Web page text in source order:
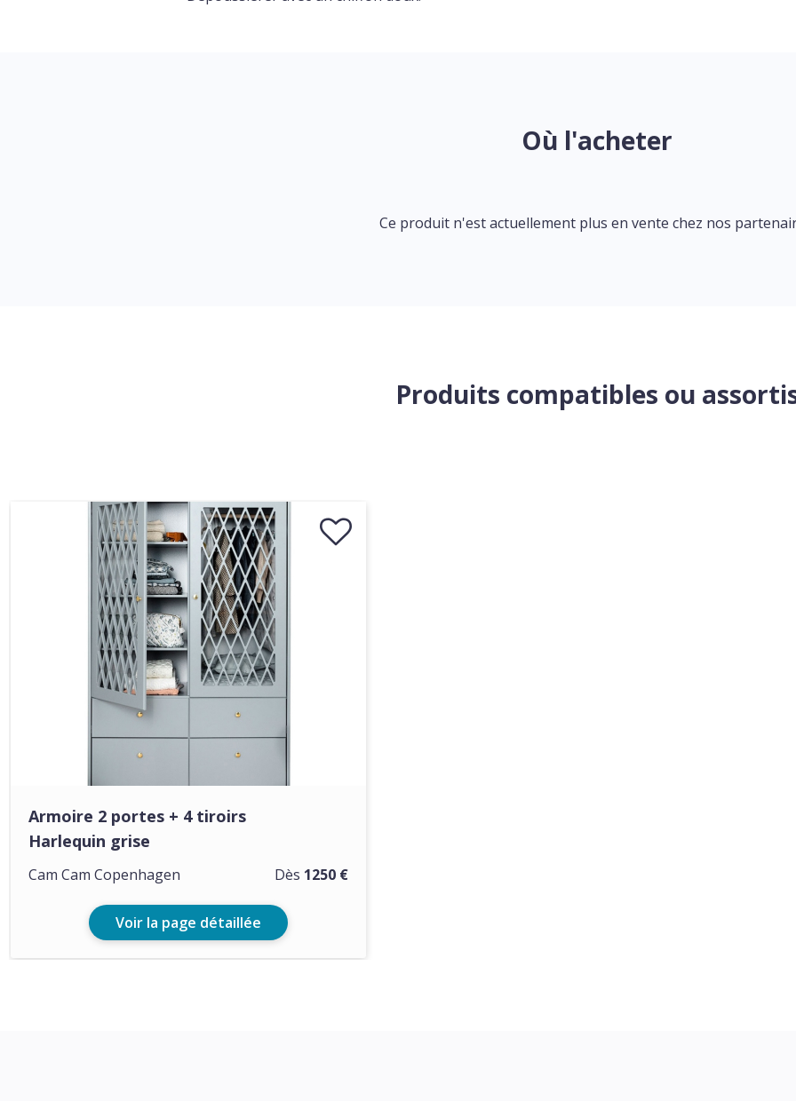
Où l'acheter
Ce produit n'est actuellement plus en vente chez nos
Produits compatibles ou
Armoire 2 portes + 4 tiroirs
Harlequin grise
Dès 1250 €
Cam Cam Copenhagen
Voir la page détaillée